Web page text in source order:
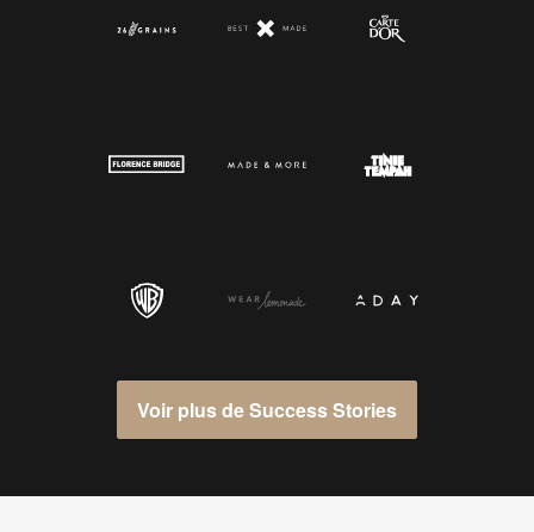
Voir plus de Success Stories